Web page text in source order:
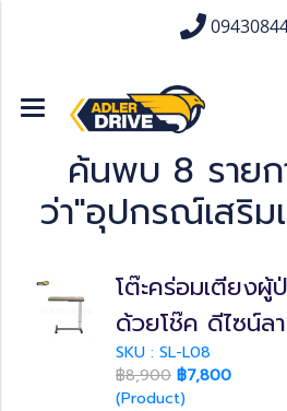
ค้นพบ 8 รายก
ว่า"อุปกรณ์เสริ
โต๊ะคร่อมเตียงผู้
ด้วยโช๊ค ดีไซน์ล
SKU : SL-L08
฿8,900 ฿7,800
(Product)